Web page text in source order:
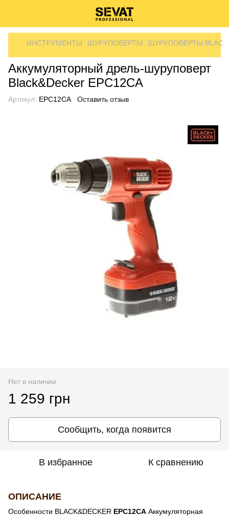
ИНСТРУМЕНТЫ ШУРУПОВЕРТЫ ШУРУПОВЕРТЫ
Аккумуляторный дрель-шуруповерт
Black&Decker EPC12CA
Артикул: EPC12CA Оставить отзыв
Нет в наличии
1 259 грн
Сообщить, когда появится
В избранное К сравнению
ОПИСАНИЕ
Особенности BLACK&DECKER EPC12CA Аккумуляторная